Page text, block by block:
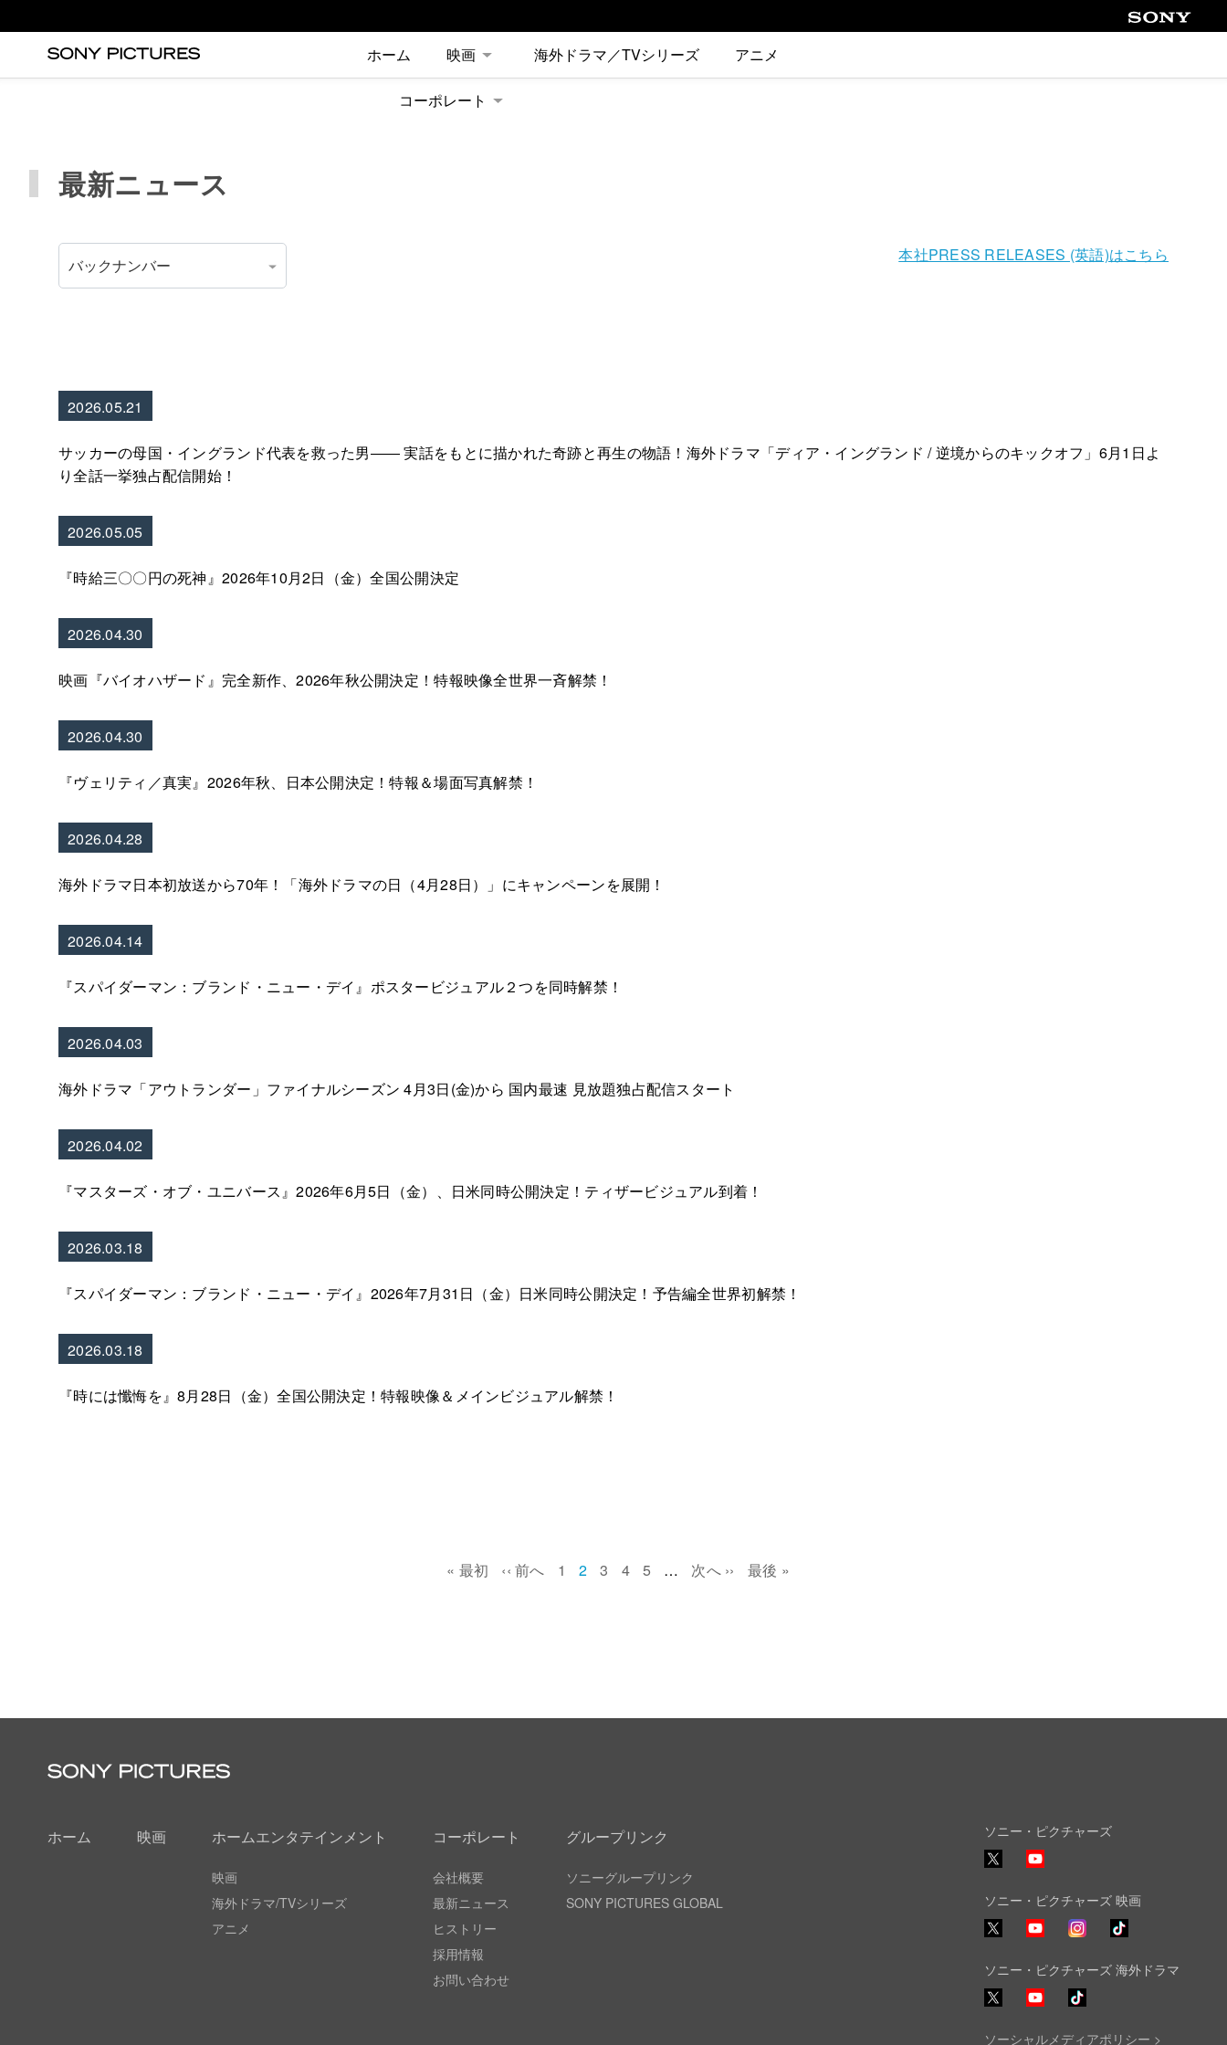
Sony
ホーム
映画 海外ドラマ／TVシリーズ アニメ
コーポレート
最新ニュース
本社PRESS RELEASES (英語)はこちら
2026.05.21
サッカーの母国・イングランド代表を救った男―― 実話をもとに描かれた奇跡と再生の物語！海外ドラマ「ディア・イングランド / 逆境からのキックオフ」6月1日よ
り全話一挙独占配信開始！
2026.05.05
『時給三〇〇円の死神』2026年10月2日（金）全国公開決定
2026.04.30
映画『バイオハザード』完全新作、2026年秋公開決定！特報映像全世界一斉解禁！
2026.04.30
『ヴェリティ／真実』2026年秋、日本公開決定！特報＆場面写真解禁！
2026.04.28
海外ドラマ日本初放送から70年！「海外ドラマの日（4月28日）」にキャンペーンを展開！
2026.04.14
『スパイダーマン：ブランド・ニュー・デイ』ポスタービジュアル２つを同時解禁！
2026.04.03
海外ドラマ「アウトランダー」ファイナルシーズン 4月3日(金)から 国内最速 見放題独占配信スタート
2026.04.02
『マスターズ・オブ・ユニバース』2026年6月5日（金）、日米同時公開決定！ティザービジュアル到着！
2026.03.18
『スパイダーマン：ブランド・ニュー・デイ』2026年7月31日（金）日米同時公開決定！予告編全世界初解禁！
2026.03.18
『時には懺悔を』8月28日（金）全国公開決定！特報映像＆メインビジュアル解禁！
First
« 最初
Previous
‹‹ 前へ Page
1
Current
2 Page
3 Page
4 Page
5 …
Next
次へ ››
Last
最後 »
ホーム 映画 ホームエンタテインメント
映画
海外ドラマ/TVシリーズ
アニメ
コーポレート
会社概要
最新ニュース
ヒストリー
採用情報
お問い合わせ
グループリンク
ソニーグループリンク
SONY PICTURES GLOBAL
ソニー・ピクチャーズ
X
YouTube
ソニー・ピクチャーズ 映画
YouTubeInstagramTikTok
ソニー・ピクチャーズ 海外ドラマ
YouTubeTikTok
ソーシャルメディアポリシー >